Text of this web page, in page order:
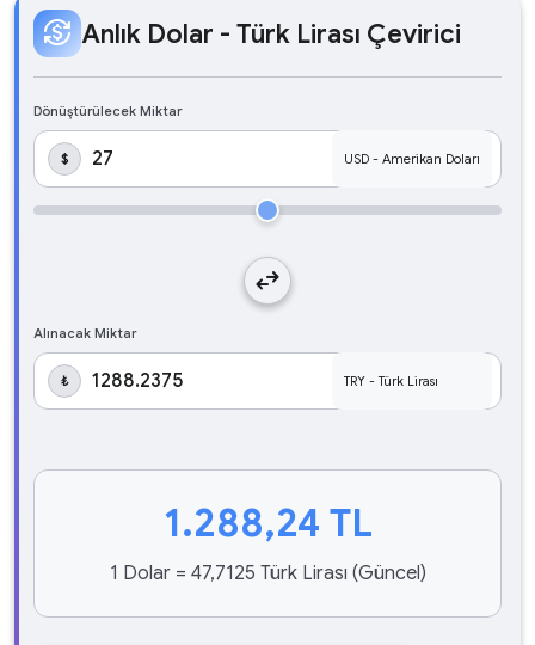
currency_exchange Anlık Dolar - Türk Lirası Çevirici
Dönüştürülecek Miktar
$
swap_horiz
Alınacak Miktar
₺
1.288,24 TL
1 Dolar = 47,7125 Türk Lirası (Güncel)